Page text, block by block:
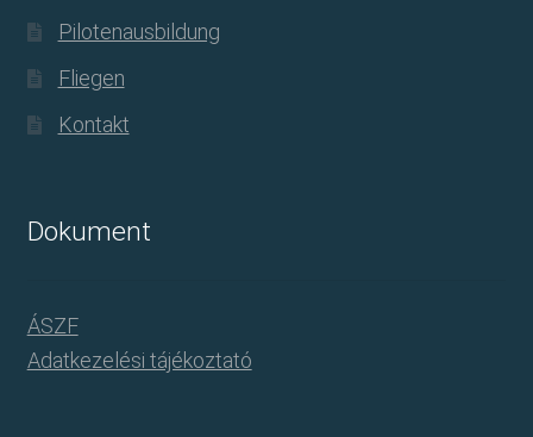
Pilotenausbildung
Fliegen
Kontakt
Dokument
ÁSZF
Adatkezelési tájékoztató